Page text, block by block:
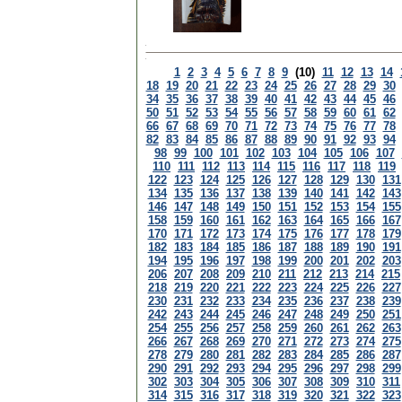
1 2 3 4 5 6 7 8 9 (10) 11 12 13 14
18 19 20 21 22 23 24 25 26 27 28 29 30
34 35 36 37 38 39 40 41 42 43 44 45 46
50 51 52 53 54 55 56 57 58 59 60 61 62
66 67 68 69 70 71 72 73 74 75 76 77 78
82 83 84 85 86 87 88 89 90 91 92 93 94
98 99 100 101 102 103 104 105 106 107
110 111 112 113 114 115 116 117 118 119
122 123 124 125 126 127 128 129 130 131
134 135 136 137 138 139 140 141 142 143
146 147 148 149 150 151 152 153 154 155
158 159 160 161 162 163 164 165 166 167
170 171 172 173 174 175 176 177 178 179
182 183 184 185 186 187 188 189 190 191
194 195 196 197 198 199 200 201 202 203
206 207 208 209 210 211 212 213 214 215
218 219 220 221 222 223 224 225 226 227
230 231 232 233 234 235 236 237 238 239
242 243 244 245 246 247 248 249 250 251
254 255 256 257 258 259 260 261 262 263
266 267 268 269 270 271 272 273 274 275
278 279 280 281 282 283 284 285 286 287
290 291 292 293 294 295 296 297 298 299
302 303 304 305 306 307 308 309 310 311
314 315 316 317 318 319 320 321 322 323